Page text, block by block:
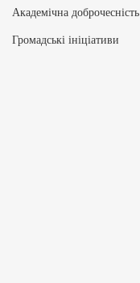
Академічна доброчесність
Громадські ініціативи